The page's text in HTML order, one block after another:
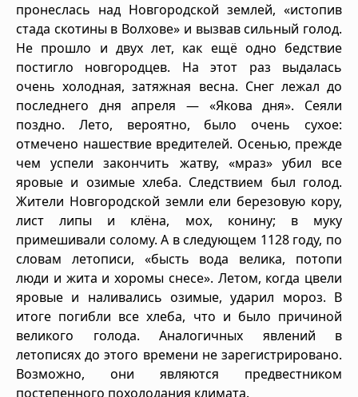
пронеслась над Новгородской землей, «истопив
стада скотины в Волхове» и вызвав сильный голод.
Не прошло и двух лет, как ещё одно бедствие
постигло новгородцев. На этот раз выдалась
очень холодная, затяжная весна. Снег лежал до
последнего дня апреля — «Якова дня». Сеяли
поздно. Лето, вероятно, было очень сухое:
отмечено нашествие вредителей. Осенью, прежде
чем успели закончить жатву, «мраз» убил все
яровые и озимые хлеба. Следствием был голод.
Жители Новгородской земли ели березовую кору,
лист липы и клёна, мох, конину; в муку
примешивали солому. А в следующем 1128 году, по
словам летописи, «бысть вода велика, потопи
люди и жита и хоромы снесе». Летом, когда цвели
яровые и наливались озимые, ударил мороз. В
итоге погибли все хлеба, что и было причиной
великого голода. Аналогичных явлений в
летописях до этого времени не зарегистрировано.
Возможно, они являются предвестником
постепенного похолодания климата.